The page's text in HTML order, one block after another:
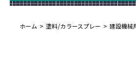
ホーム 塗料/カラースプレー 建設機械